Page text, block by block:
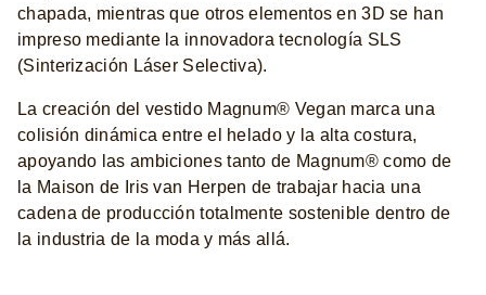
chapada, mientras que otros elementos en 3D se han
impreso mediante la innovadora tecnología SLS
(Sinterización Láser Selectiva).
La creación del vestido Magnum® Vegan marca una
colisión dinámica entre el helado y la alta costura,
apoyando las ambiciones tanto de Magnum® como de
la Maison de Iris van Herpen de trabajar hacia una
cadena de producción totalmente sostenible dentro de
la industria de la moda y más allá.